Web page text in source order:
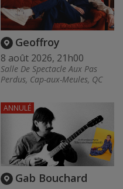
Geoffroy
8 août 2026, 21h00
Salle De Spectacle Aux Pas
Perdus, Cap-aux-Meules, QC
Gab Bouchard
ANNULÉ